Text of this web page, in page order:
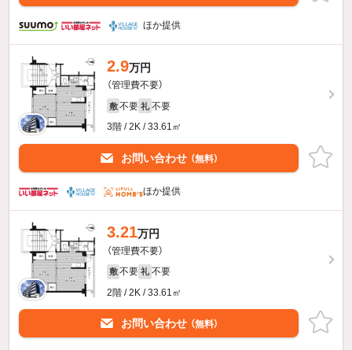
ほか提供
2.9万円
（管理費不要）
敷 不要 礼 不要
3階 / 2K / 33.61㎡
お問い合わせ （無料）
ほか提供
3.21万円
（管理費不要）
敷 不要 礼 不要
2階 / 2K / 33.61㎡
お問い合わせ （無料）